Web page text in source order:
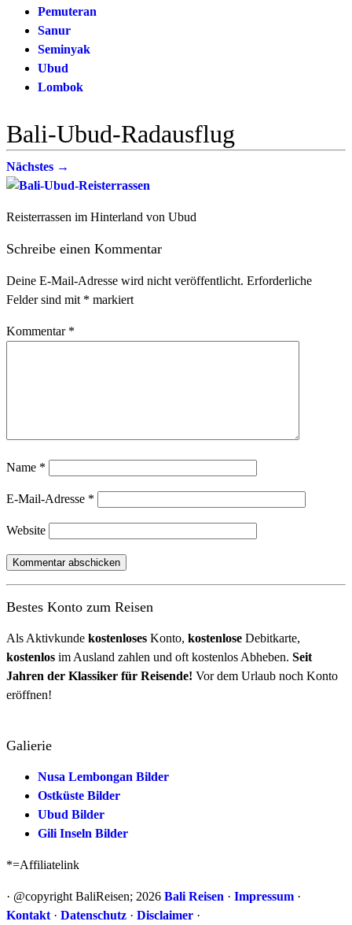
Pemuteran
Sanur
Seminyak
Ubud
Lombok
Bali-Ubud-Radausflug
Nächstes →
Reisterrassen im Hinterland von Ubud
Schreibe einen Kommentar
Deine E-Mail-Adresse wird nicht veröffentlicht. Erforderliche
Felder sind mit * markiert
Kommentar *
Name *
E-Mail-Adresse *
Website
Bestes Konto zum Reisen
Als Aktivkunde kostenloses Konto, kostenlose Debitkarte,
kostenlos im Ausland zahlen und oft kostenlos Abheben. Seit
Jahren der Klassiker für Reisende! Vor dem Urlaub noch Konto
eröffnen!
Galierie
Nusa Lembongan Bilder
Ostküste Bilder
Ubud Bilder
Gili Inseln Bilder
*=Affiliatelink
· @copyright BaliReisen; 2026 Bali Reisen · Impressum ·
Kontakt · Datenschutz · Disclaimer ·